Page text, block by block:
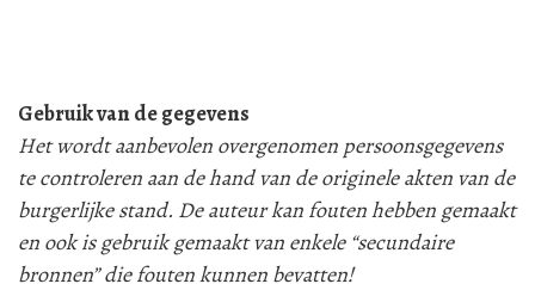
Gebruik van de gegevens
Het wordt aanbevolen overgenomen persoonsgegevens
te controleren aan de hand van de originele akten van de
burgerlijke stand. De auteur kan fouten hebben gemaakt
en ook is gebruik gemaakt van enkele “secundaire
bronnen” die fouten kunnen bevatten!